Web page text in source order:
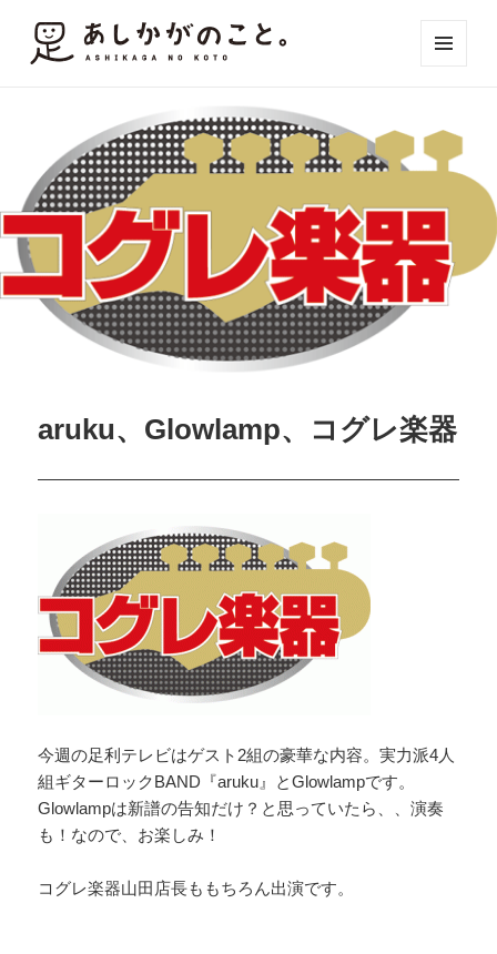
ット
aruku、Glowlamp、コグレ楽器
今週の足利テレビはゲスト2組の豪華な内容。実力派4人
組ギターロックBAND『aruku』とGlowlampです。
Glowlampは新譜の告知だけ？と思っていたら、、演奏
も！なので、お楽しみ！
コグレ楽器山田店長ももちろん出演です。